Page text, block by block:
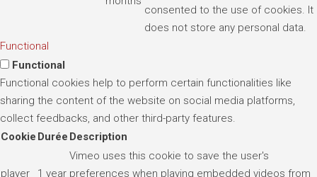
consented to the use of cookies. It
does not store any personal data.
Functional
Functional
Functional cookies help to perform certain functionalities like
sharing the content of the website on social media platforms,
collect feedbacks, and other third-party features.
Cookie Durée Description
player 1 year
Vimeo uses this cookie to save the user's
preferences when playing embedded videos from